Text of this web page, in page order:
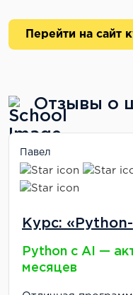
Перейти на сайт
Отзывы о
Павел
Курс:
Python с AI —
месяцев